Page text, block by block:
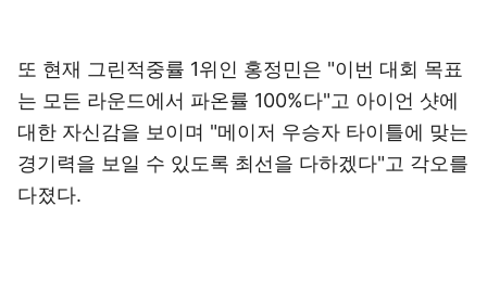
또 현재 그린적중률 1위인 홍정민은 "이번 대회 목표
는 모든 라운드에서 파온률 100%다"고 아이언 샷에
대한 자신감을 보이며 "메이저 우승자 타이틀에 맞는
경기력을 보일 수 있도록 최선을 다하겠다"고 각오를
다졌다.